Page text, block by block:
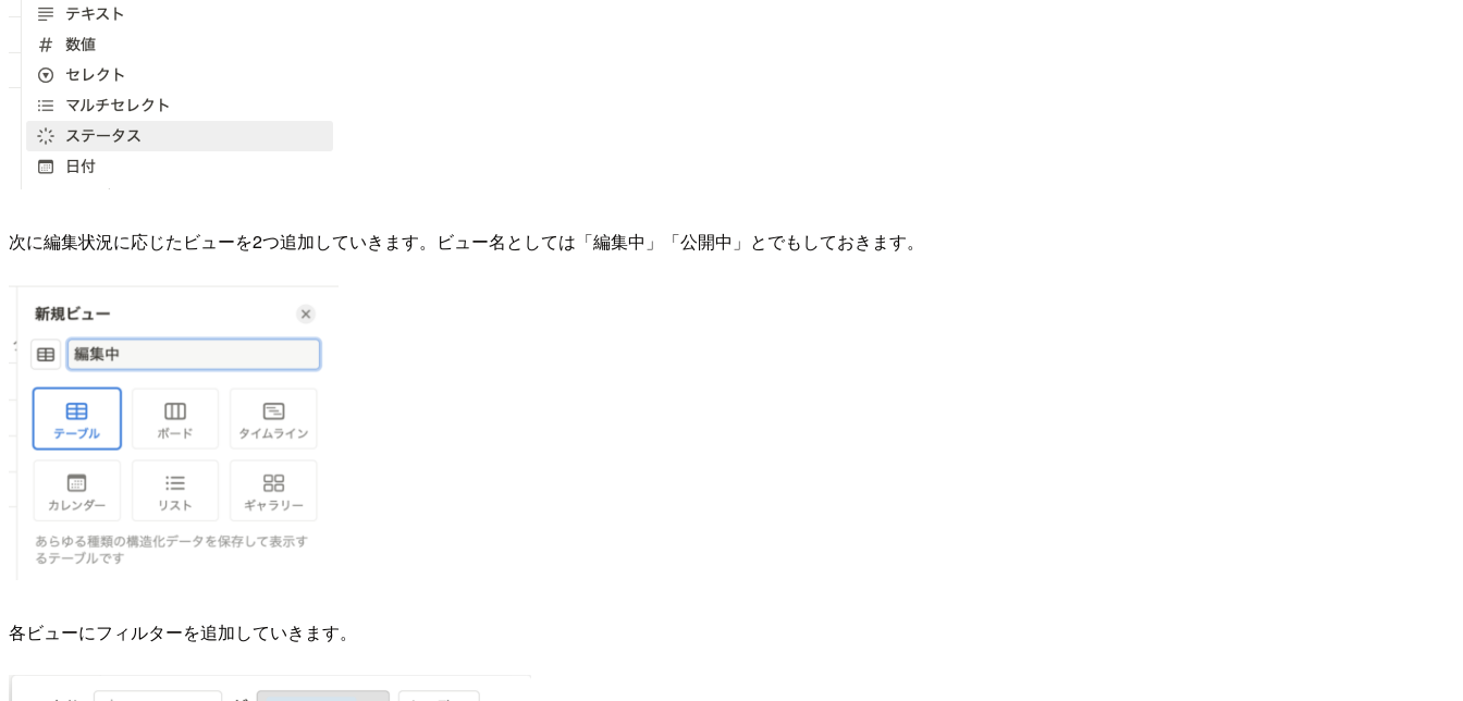
次に編集状況に応じたビューを2つ追加していきます。ビュー名としては「編集中」「公開中」とでもしておきます。
各ビューにフィルターを追加していきます。